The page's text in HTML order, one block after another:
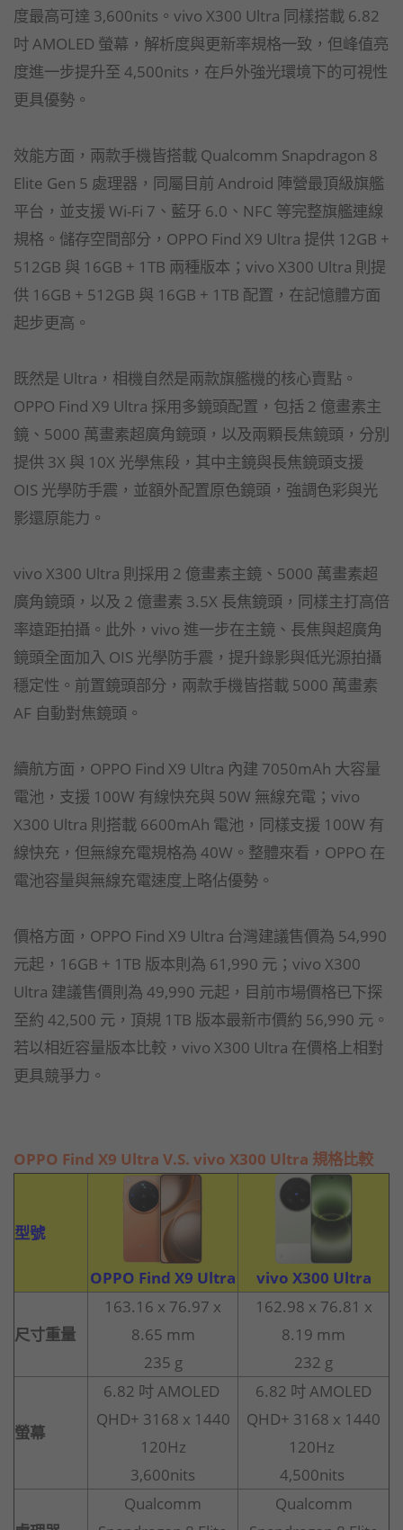
度最高可達 3,600nits。vivo X300 Ultra 同樣搭載 6.82
吋 AMOLED 螢幕，解析度與更新率規格一致，但峰值亮
度進一步提升至 4,500nits，在戶外強光環境下的可視性
更具優勢。
效能方面，兩款手機皆搭載 Qualcomm Snapdragon 8
Elite Gen 5 處理器，同屬目前 Android 陣營最頂級旗艦
平台，並支援 Wi-Fi 7、藍牙 6.0、NFC 等完整旗艦連線
規格。儲存空間部分，OPPO Find X9 Ultra 提供 12GB +
512GB 與 16GB + 1TB 兩種版本；vivo X300 Ultra 則提
供 16GB + 512GB 與 16GB + 1TB 配置，在記憶體方面
起步更高。
既然是 Ultra，相機自然是兩款旗艦機的核心賣點。
OPPO Find X9 Ultra 採用多鏡頭配置，包括 2 億畫素主
鏡、5000 萬畫素超廣角鏡頭，以及兩顆長焦鏡頭，分別
提供 3X 與 10X 光學焦段，其中主鏡與長焦鏡頭支援
OIS 光學防手震，並額外配置原色鏡頭，強調色彩與光
影還原能力。
vivo X300 Ultra 則採用 2 億畫素主鏡、5000 萬畫素超
廣角鏡頭，以及 2 億畫素 3.5X 長焦鏡頭，同樣主打高倍
率遠距拍攝。此外，vivo 進一步在主鏡、長焦與超廣角
鏡頭全面加入 OIS 光學防手震，提升錄影與低光源拍攝
穩定性。前置鏡頭部分，兩款手機皆搭載 5000 萬畫素
AF 自動對焦鏡頭。
續航方面，OPPO Find X9 Ultra 內建 7050mAh 大容量
電池，支援 100W 有線快充與 50W 無線充電；vivo
X300 Ultra 則搭載 6600mAh 電池，同樣支援 100W 有
線快充，但無線充電規格為 40W。整體來看，OPPO 在
電池容量與無線充電速度上略佔優勢。
價格方面，OPPO Find X9 Ultra 台灣建議售價為 54,990
元起，16GB + 1TB 版本則為 61,990 元；vivo X300
Ultra 建議售價則為 49,990 元起，目前市場價格已下探
至約 42,500 元，頂規 1TB 版本最新市價約 56,990 元。
若以相近容量版本比較，vivo X300 Ultra 在價格上相對
更具競爭力。
OPPO Find X9 Ultra V.S. vivo X300 Ultra 規格比較
型號
OPPO Find X9 Ultra vivo X300 Ultra
尺寸重量
163.16 x 76.97 x
8.65 mm
235 g
162.98 x 76.81 x
8.19 mm
232 g
螢幕
6.82 吋 AMOLED
QHD+ 3168 x 1440
120Hz
3,600nits
6.82 吋 AMOLED
QHD+ 3168 x 1440
120Hz
4,500nits
Qualcomm
Qualcomm